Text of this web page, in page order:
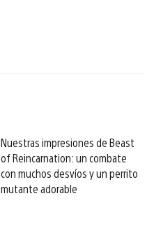
Nuestras impresiones de Beast
of Reincarnation: un combate
con muchos desvíos y un perrito
mutante adorable